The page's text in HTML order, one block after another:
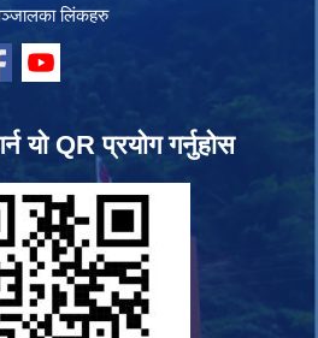
लिंकहरु
यो QR प्रयोग गर्नुहोस